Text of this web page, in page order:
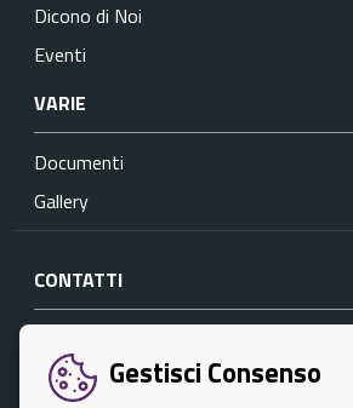
Dicono di Noi
Eventi
VARIE
Documenti
Gallery
CONTATTI
Comune di Palermo
Casa dei diritti - Via Libertà, 45
Codice fiscale / P. IVA 80016350821
Gestisci Consenso